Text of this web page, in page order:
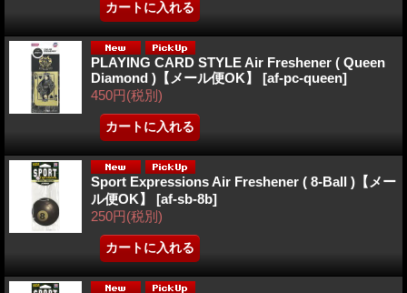
PLAYING CARD STYLE Air Freshener ( Queen
Diamond )【メール便OK】 [af-pc-queen]
450円(税別)
Sport Expressions Air Freshener ( 8-Ball )【メー
ル便OK】 [af-sb-8b]
250円(税別)